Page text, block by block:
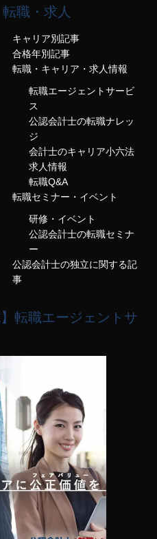
転職・求人
キャリア別記事
合格年別記事
転職・キャリア・求人情報
転職エージェントサービ
ス
公認会計士の転職ナレッ
ジ
会計士のキャリア小六法
求人情報
転職Q&A
転職セミナー・イベント
研修・イベント
公認会計士の転職セミナ
ー
公認会計士の独立に関する記
事
転職エージェントサ